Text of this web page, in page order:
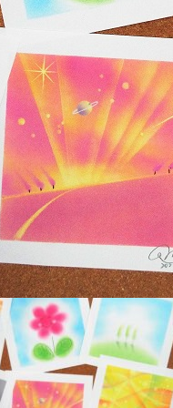
expects parameter 1 to be
reiki-kumamoto.com/
on line 4343